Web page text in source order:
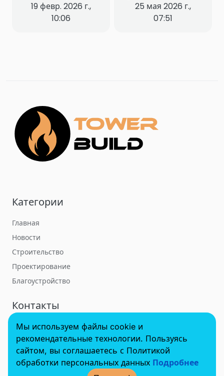
19 февр. 2026 г.,
10:06
25 мая 2026 г.,
07:51
Категории
Главная
Новости
Строительство
Проектирование
Благоустройство
Контакты
towerbuildforum@yandex.ru
© 2022 - 2025 InvestSteel, Inc. Все права защищены.
Мы используем файлы cookie и
рекомендательные технологии. Пользуясь
сайтом, вы соглашаетесь с Политикой
обработки персональных данных Подробнее